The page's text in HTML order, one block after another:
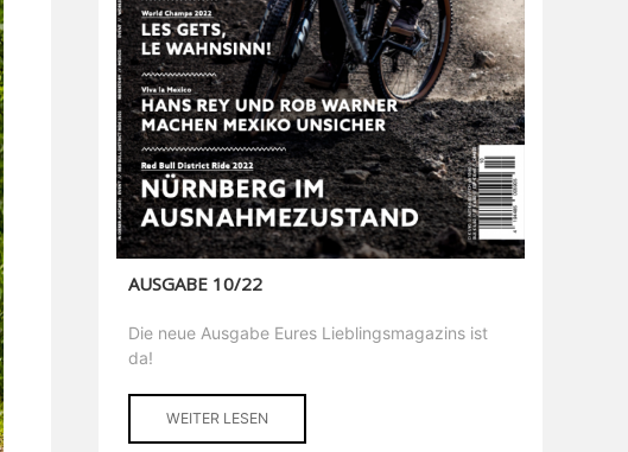
AUSGABE 10/22
Die neue Ausgabe Eures Lieblingsmagazins ist
da!
WEITER LESEN